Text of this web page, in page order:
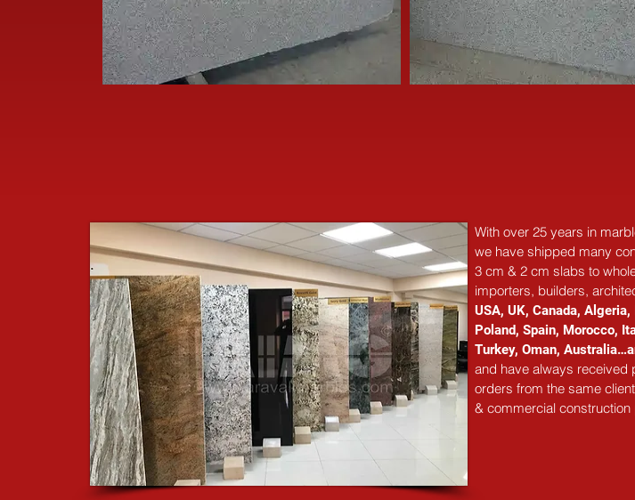
With over 25 years in
we have shipped many
3 cm & 2 cm slabs to
importers, builders,
USA, UK, Canada,
Poland, Spain, Morocco,
Turkey, Oman,
and have always received
orders from the same
& commercial construction